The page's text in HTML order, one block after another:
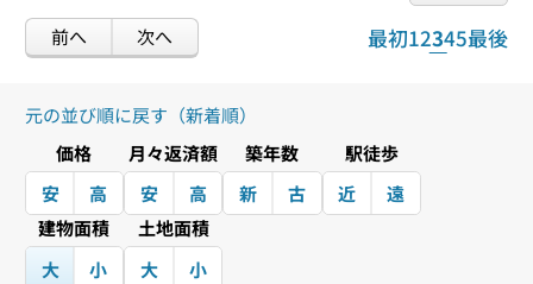
前へ 次へ 最初12345最後
元の並び順に戻す（新着順）
価格
安
高
月々返済額
安
高
築年数
新
古
駅徒歩
近
遠
建物面積
大
小
土地面積
大
小